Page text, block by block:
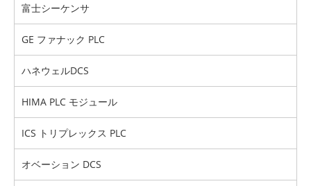
富士シーケンサ
GE ファナック PLC
ハネウェルDCS
HIMA PLC モジュール
ICS トリプレックス PLC
オベーション DCS